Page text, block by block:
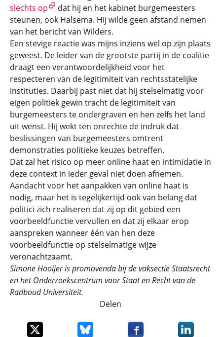
slechts op
dat hij en het kabinet burgemeesters
steunen, ook Halsema. Hij wilde geen afstand nemen
van het bericht van Wilders.
Een stevige reactie was mijns inziens wel op zijn plaats
geweest. De leider van de grootste partij in de coalitie
draagt een verantwoordelijkheid voor het
respecteren van de legitimiteit van rechtsstatelijke
instituties. Daarbij past niet dat hij stelselmatig voor
eigen politiek gewin tracht de legitimiteit van
burgemeesters te ondergraven en hen zelfs het land
uit wenst. Hij wekt ten onrechte de indruk dat
beslissingen van burgemeesters omtrent
demonstraties politieke keuzes betreffen.
Dat zal het risico op meer online haat en intimidatie in
deze context in ieder geval niet doen afnemen.
Aandacht voor het aanpakken van online haat is
nodig, maar het is tegelijkertijd ook van belang dat
politici zich realiseren dat zij op dit gebied een
voorbeeldfunctie vervullen en dat zij elkaar erop
aanspreken wanneer één van hen deze
voorbeeldfunctie op stelselmatige wijze
veronachtzaamt.
Simone Hooijer is promovenda bij de vaksectie Staatsrecht
en het Onderzoekscentrum voor Staat en Recht van de
Radboud Universiteit.
Delen
Deel dit item op XDeel dit item op Bluesky
Deel dit item opDeel dit